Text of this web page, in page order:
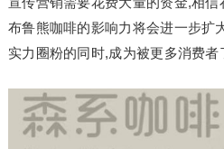
布鲁熊咖啡的影响力将会进一步扩
实力圈粉的同时,成为被更多消费者